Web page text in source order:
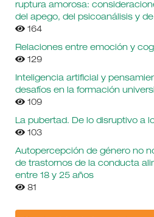
ruptura amorosa:
del apego, del psicoanálisis y
164
Relaciones entre emoción y
129
Inteligencia artificial y
desafíos en la formación
109
La pubertad. De lo disruptivo a
103
Autopercepción de género no
de trastornos de la conducta
entre 18 y 25 años
81